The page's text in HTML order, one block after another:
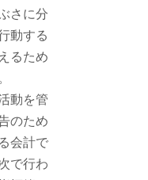
さに分
動する
るため
動を管
のため
会計で
で行わ